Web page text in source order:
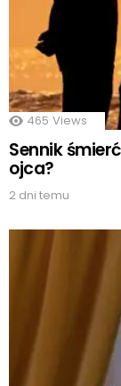
465 Views
Sennik
ojca?
2 dni temu